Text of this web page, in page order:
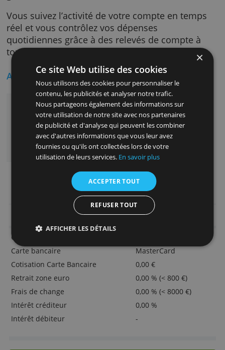
Payer en devises jusqu’à 8.000 euros par
est gratuit. Au delà, cela coûte 2 %.
Les transfert d’argent dans une devise
s’effectuent au taux de change utilisé par les
banques, plus 0,50 % de frais. Les paiements
vers et depuis un autre compte Monese sont
gratuits et sont exécutés immédiatement.
Vous suivez l’activité de votre compte en
réel et vous contrôlez vos dépenses
quotidiennes grâce à des relevés de compte
tout moment reçus sur votre mobile.
en euros et en livres britanniques
Carte de débit gratuite
Change gratuit en devises jusqu'à 8.000 €
par mois
Suivez votre compte en temps réel
> Ouvrez ici un compte Monese
Ce site Web utilise des cookies
Nous utilisons des cookies pour personnaliser le
Nous partageons également des informations sur
votre utilisation de notre site avec nos partenaires
de publicité et d'analyse qui peuvent les combiner
avec d'autres informations que vous leur avez
fournies ou qu'ils ont collectées lors de votre
utilisation de leurs services. En savoir plus
ACCEPTER TOUT